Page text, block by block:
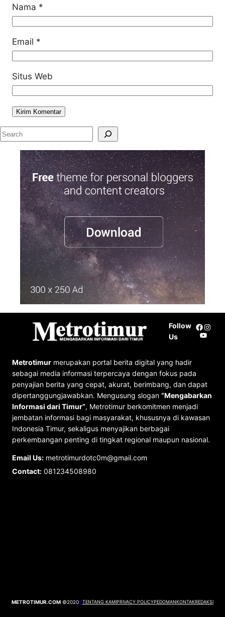
Nama *
Email *
Situs Web
S
Follow
Us
Metrotimur merupakan portal berita digital yang hadir
sebagai media informasi terpercaya dengan fokus pada
penyajian berita yang cepat, akurat, berimbang, dan dapat
dipertanggungjawabkan. Mengusung slogan “Mengabarkan
Informasi dari Timur”, Metrotimur berkomitmen menjadi
jembatan informasi bagi masyarakat, khususnya di kawasan
Indonesia Timur, sekaligus menyajikan berbagai
perkembangan penting di tingkat regional maupun nasional.
Email Us: metrotimurdotc0m@gmail.com
Contact: 081234508980
METROTIMUR.COM ©2020YTENTANG KAMIPRIVACY POLICYPEDOMANKONTAKREDAKSI